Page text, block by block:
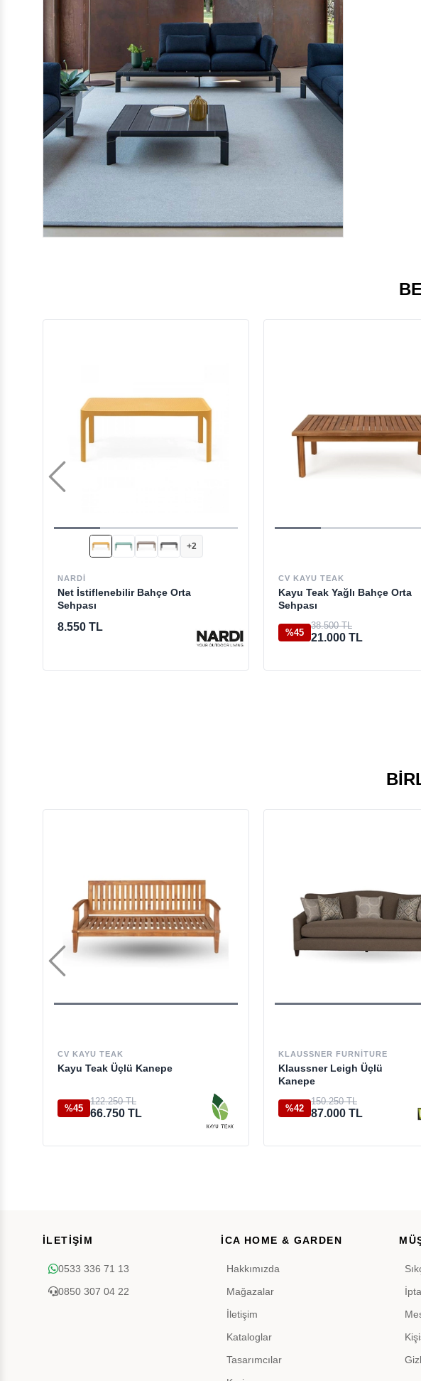
+2
NARDI
Net İstiflenebilir Bahçe Orta
Sehpası
8.550 TL
CV KAYU TEAK
Kayu Teak Yağlı Bahçe Orta
Sehpası
%45
38.500 TL
21.000 TL
CV KAYU TEAK
Kayu Teak Üçlü Kanepe
%45
122.250 TL
66.750 TL
KLAUSSNER FURNITURE
Klaussner Leigh Üçlü
Kanepe
%42
150.250 TL
87.000 TL
İLETİŞİM
0533 336 71 13
0850 307 04 22
İCA HOME & GARDEN
Hakkımızda
Mağazalar
İletişim
Kataloglar
Tasarımcılar